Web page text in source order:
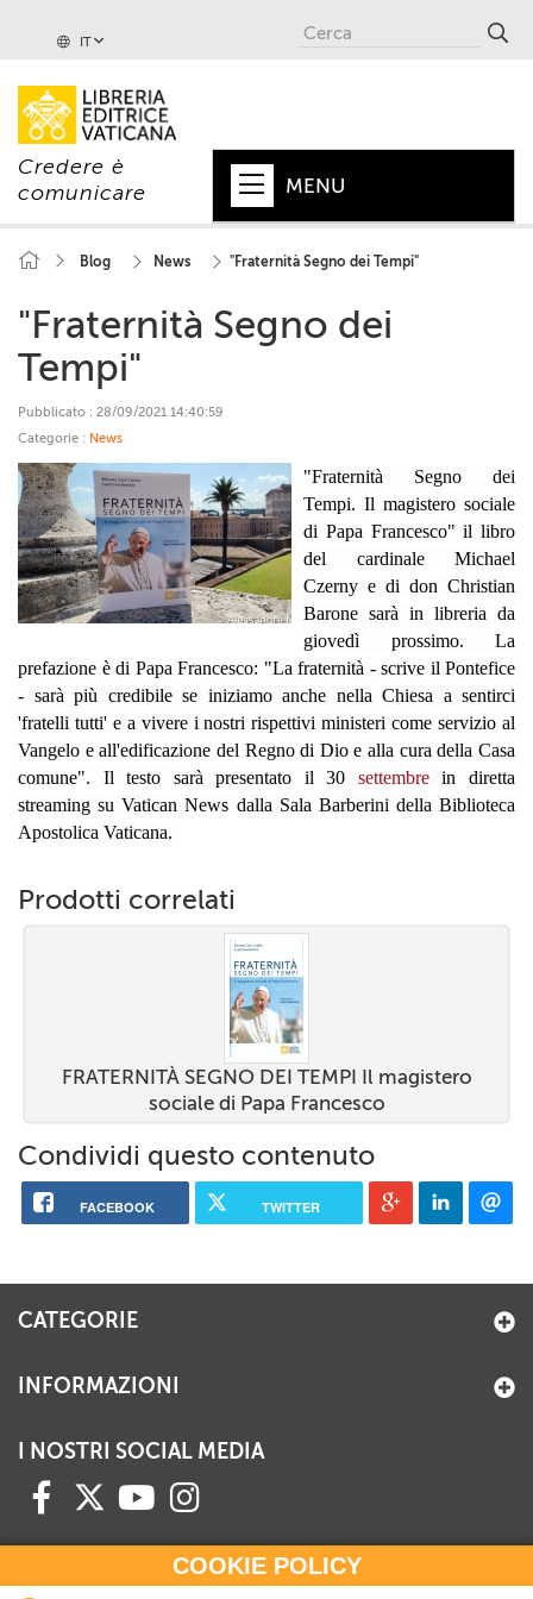
IT
Credere è
comunicare
MENU
VATICANO
+
COLLANE
+
RIVISTE
+
CEI
AUTORI VARI
Blog News "Fraternità Segno dei Tempi"
"Fraternità Segno dei
Tempi"
Pubblicato : 28/09/2021 14:40:59
Categorie : News
"Fraternità Segno dei
Tempi. Il magistero sociale
di Papa Francesco" il libro
del cardinale Michael
Czerny e di don Christian
Barone sarà in libreria da
giovedì prossimo. La
prefazione è di Papa Francesco: "La fraternità - scrive il Pontefice
- sarà più credibile se iniziamo anche nella Chiesa a sentirci
'fratelli tutti' e a vivere i nostri rispettivi ministeri come servizio al
Vangelo e all'edificazione del Regno di Dio e alla cura della Casa
comune". Il testo sarà presentato il 30
settembre
in diretta
streaming su Vatican News dalla Sala Barberini della Biblioteca
Apostolica Vaticana.
Prodotti correlati
FRATERNITÀ SEGNO DEI TEMPI Il magistero
sociale di Papa Francesco
Condividi questo contenuto
FACEBOOK TWITTER
COOKIE POLICY
CATEGORIE
INFORMAZIONI
I NOSTRI SOCIAL MEDIA
HAI BISOGNO DI INFORMAZIONI?